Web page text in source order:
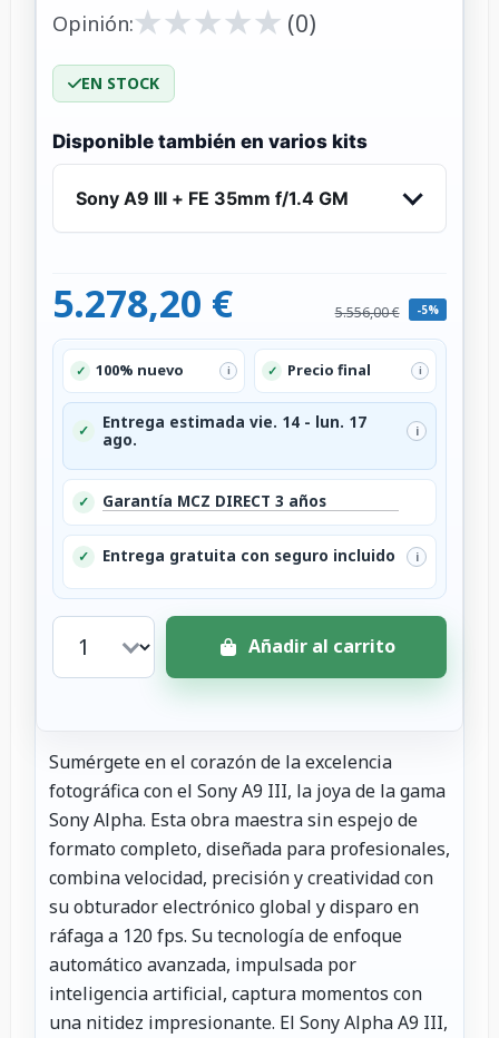
Opinión:★
★★
★★
★★
★★
★ (0)
EN STOCK
Disponible también en varios kits
Sony A9 III + FE 35mm f/1.4 GM
5.278,20 € 5.556,00 € -5%
✓ 100% nuevo i ✓ Precio final i
✓
Entrega estimada vie. 14 - lun. 17
ago.
i
✓ Garantía MCZ DIRECT 3 años
✓ Entrega gratuita con seguro incluido i
Añadir al carrito
Sumérgete en el corazón de la excelencia
fotográfica con el Sony A9 III, la joya de la gama
Sony Alpha. Esta obra maestra sin espejo de
formato completo, diseñada para profesionales,
combina velocidad, precisión y creatividad con
su obturador electrónico global y disparo en
ráfaga a 120 fps. Su tecnología de enfoque
automático avanzada, impulsada por
inteligencia artificial, captura momentos con
una nitidez impresionante. El Sony Alpha A9 III,